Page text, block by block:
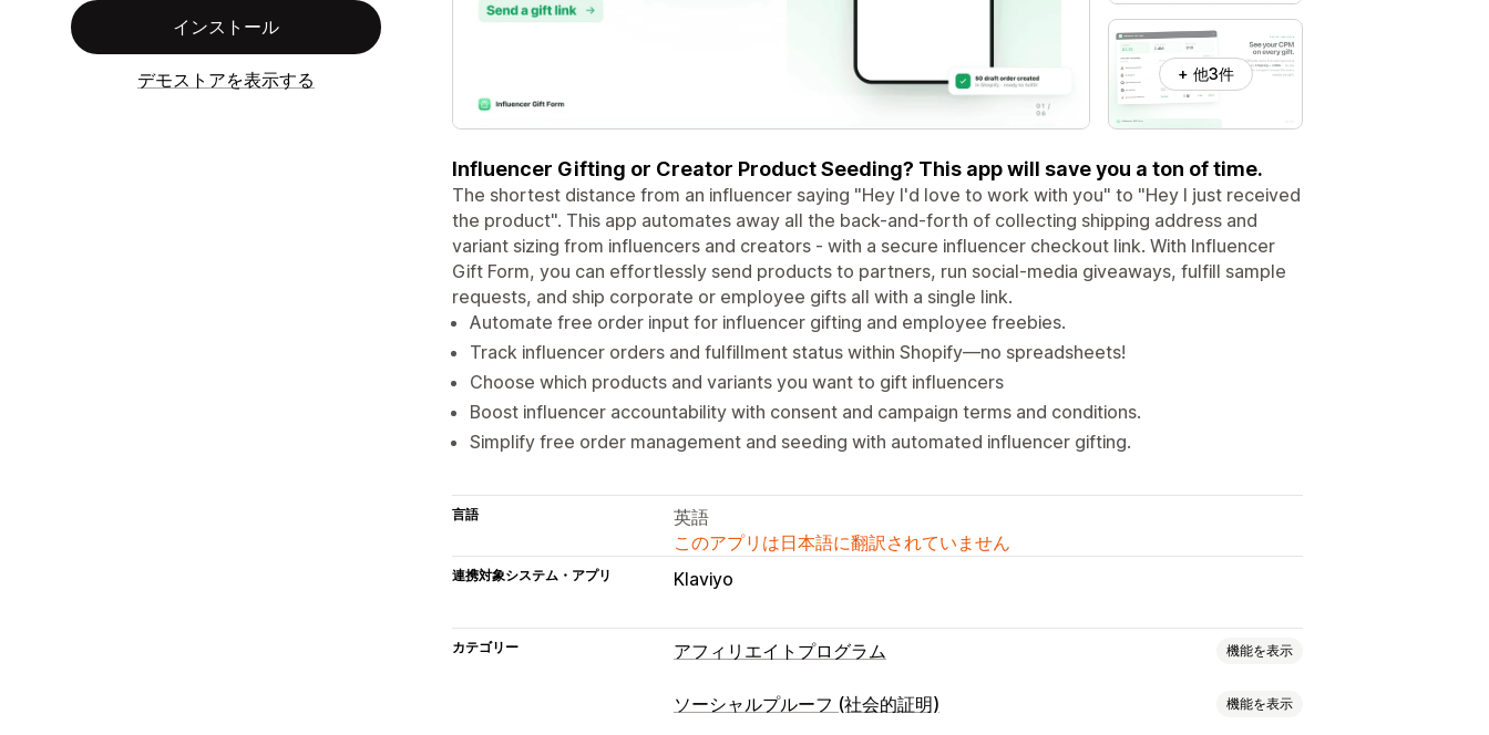
インストール
デモストアを表示する + 他3件
Influencer Gifting or Creator Product Seeding? This app will save you a ton of time.
The shortest distance from an influencer saying "Hey I'd love to work with you" to "Hey I just received
the product". This app automates away all the back-and-forth of collecting shipping address and
variant sizing from influencers and creators - with a secure influencer checkout link. With Influencer
Gift Form, you can effortlessly send products to partners, run social-media giveaways, fulfill sample
requests, and ship corporate or employee gifts all with a single link.
Automate free order input for influencer gifting and employee freebies.
Track influencer orders and fulfillment status within Shopify—no spreadsheets!
Choose which products and variants you want to gift influencers
Boost influencer accountability with consent and campaign terms and conditions.
Simplify free order management and seeding with automated influencer gifting.
言語
英語
このアプリは日本語に翻訳されていません
連携対象システム・アプリ Klaviyo
カテゴリー アフィリエイトプログラム 機能を表示
流入管理
ソーシャルプルーフ (社会的証明) 機能を表示